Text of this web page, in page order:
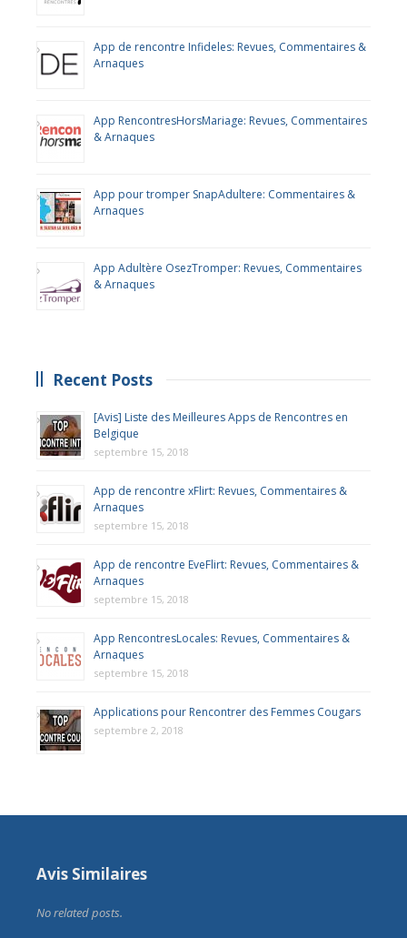
App de rencontre Infideles: Revues, Commentaires &
Arnaques
App RencontresHorsMariage: Revues, Commentaires
& Arnaques
App pour tromper SnapAdultere: Commentaires &
Arnaques
App Adultère OsezTromper: Revues, Commentaires
& Arnaques
Recent Posts
[Avis] Liste des Meilleures Apps de Rencontres en
Belgique
septembre 15, 2018
App de rencontre xFlirt: Revues, Commentaires &
Arnaques
septembre 15, 2018
App de rencontre EveFlirt: Revues, Commentaires &
Arnaques
septembre 15, 2018
App RencontresLocales: Revues, Commentaires &
Arnaques
septembre 15, 2018
Applications pour Rencontrer des Femmes Cougars
septembre 2, 2018
Avis Similaires
No related posts.